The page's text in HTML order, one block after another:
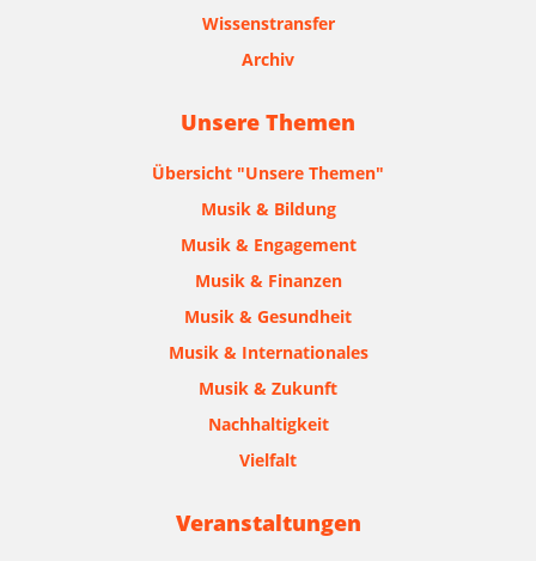
Wissenstransfer
Archiv
Unsere Themen
Übersicht "Unsere Themen"
Musik & Bildung
Musik & Engagement
Musik & Finanzen
Musik & Gesundheit
Musik & Internationales
Musik & Zukunft
Nachhaltigkeit
Vielfalt
Veranstaltungen